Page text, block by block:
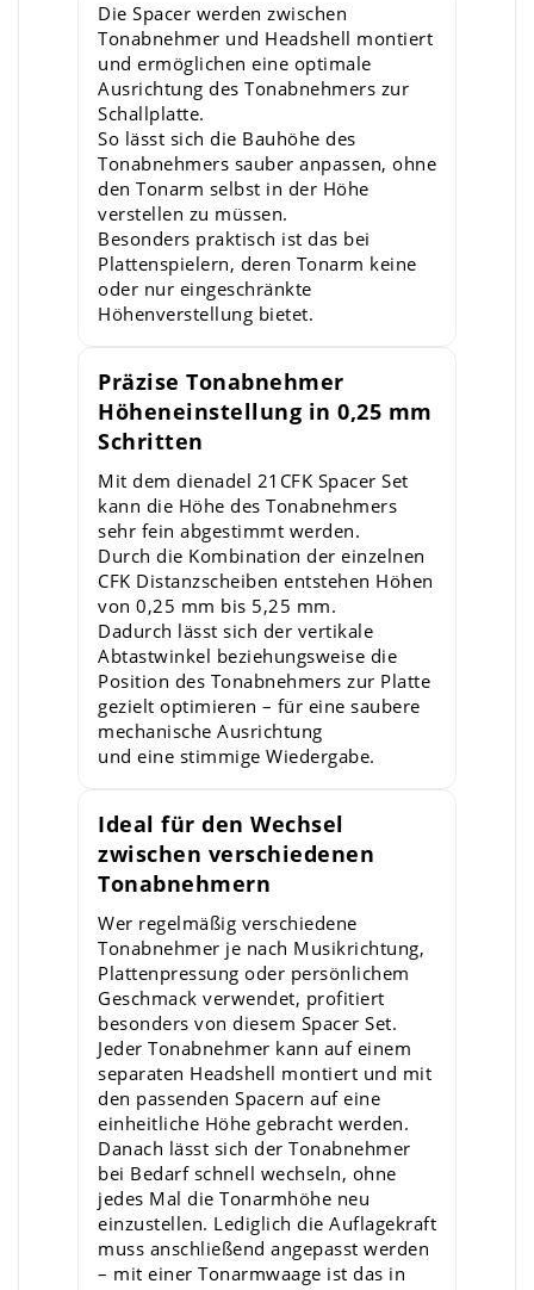
Die Spacer werden zwischen
Tonabnehmer und Headshell montiert
und ermöglichen eine optimale
Ausrichtung des Tonabnehmers zur
Schallplatte.
So lässt sich die Bauhöhe des
Tonabnehmers sauber anpassen, ohne
den Tonarm selbst in der Höhe
verstellen zu müssen.
Besonders praktisch ist das bei
Plattenspielern, deren Tonarm keine
oder nur eingeschränkte
Höhenverstellung bietet.
Präzise Tonabnehmer
Höheneinstellung in 0,25 mm
Schritten
Mit dem dienadel 21CFK Spacer Set
kann die Höhe des Tonabnehmers
sehr fein abgestimmt werden.
Durch die Kombination der einzelnen
CFK Distanzscheiben entstehen Höhen
von 0,25 mm bis 5,25 mm.
Dadurch lässt sich der vertikale
Abtastwinkel beziehungsweise die
Position des Tonabnehmers zur Platte
gezielt optimieren – für eine saubere
mechanische Ausrichtung
und eine stimmige Wiedergabe.
Ideal für den Wechsel
zwischen verschiedenen
Tonabnehmern
Wer regelmäßig verschiedene
Tonabnehmer je nach Musikrichtung,
Plattenpressung oder persönlichem
Geschmack verwendet, profitiert
besonders von diesem Spacer Set.
Jeder Tonabnehmer kann auf einem
separaten Headshell montiert und mit
den passenden Spacern auf eine
einheitliche Höhe gebracht werden.
Danach lässt sich der Tonabnehmer
bei Bedarf schnell wechseln, ohne
jedes Mal die Tonarmhöhe neu
einzustellen. Lediglich die Auflagekraft
muss anschließend angepasst werden
– mit einer Tonarmwaage ist das in